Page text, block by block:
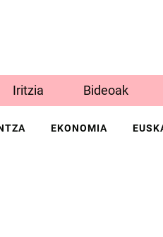
Iritzia Bideoak
EKONOMIA